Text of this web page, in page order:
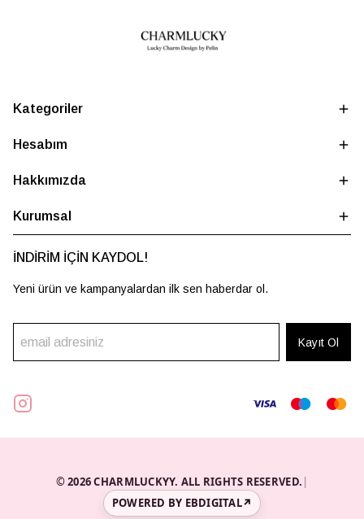
Kategoriler
Hesabım
Hakkımızda
Kurumsal
İNDİRİM İÇİN KAYDOL!
Yeni ürün ve kampanyalardan ilk sen haberdar ol.
Kayıt Ol
© 2026 CHARMLUCKYY. ALL RIGHTS RESERVED. |
POWERED BY EBDIGITAL↗